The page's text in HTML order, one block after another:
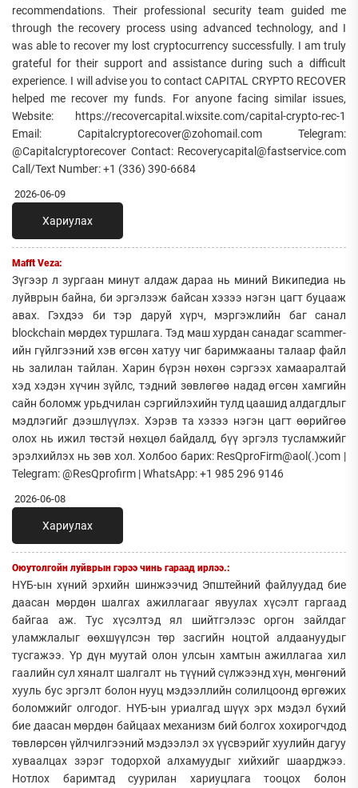
recommendations. Their professional security team guided me
through the recovery process using advanced technology, and I
was able to recover my lost cryptocurrency successfully. I am truly
grateful for their support and assistance during such a difficult
experience. I will advise you to contact CAPITAL CRYPTO RECOVER
helped me recover my funds. For anyone facing similar issues,
Website: https://recovercapital.wixsite.com/capital-crypto-rec-1
Email: Capitalcryptorecover@zohomail.com Telegram:
@Capitalcryptorecover Contact: Recoverycapital@fastservice.com
Call/Text Number: +1 (336) 390-6684
2026-06-09
Хариулах
Mafft Veza:
Зүгээр л зургаан минут алдаж дараа нь миний Википедиа нь
луйврын байна, би эргэлзэж байсан хэзээ нэгэн цагт буцааж
авах. Гэхдээ би тэр даруй хүрч, мэргэжлийн баг санал
blockchain мөрдөх туршлага. Тэд маш хурдан санадаг scammer-
ийн гүйлгээний хэв өгсөн хатуу чиг баримжааны талаар файл
нь залилан тайлан. Харин бүрэн нөхөн сэргээх хамааралтай
хэд хэдэн хүчин зүйлс, тэдний зөвлөгөө надад өгсөн хамгийн
сайн боломж урьдчилан сэргийлэхийн тулд цаашид алдагдлыг
мэдлэгийг дээшлүүлэх. Хэрэв та хэзээ нэгэн цагт өөрийгөө
олох нь ижил төстэй нөхцөл байдалд, бүү эргэлз тусламжийг
эрэлхийлэх нь зөв хол. Холбоо барих: ResQproFirm@aol(.)com |
Telegram: @ResQprofirm | WhatsApp: +1 985 296 9146
2026-06-08
Хариулах
Оюутолгойн луйврын гэрээ чинь гараад ирлээ.:
НҮБ-ын хүний эрхийн шинжээчид Эпштейний файлуудад бие
даасан мөрдөн шалгах ажиллагааг явуулах хүсэлт гаргаад
байгаа аж. Тус хүсэлтэд ял шийтгэлээс оргон зайлдаг
уламжлалыг өөхшүүлсэн төр засгийн ноцтой алдаануудыг
тусгажээ. Үр дүн муутай олон улсын хамтын ажиллагаа хил
гаалийн сул хяналт шалгалт нь түүний сүлжээнд хүн, мөнгөний
хууль бус эргэлт болон нууц мэдээллийн солилцоонд өргөжих
боломжийг олгодог. НҮБ-ын уриалгад шүүх эрх мэдэл бүхий
бие даасан мөрдөн байцаах механизм бий болгох хохирогчдод
төвлөрсөн үйлчилгээний мэдээлэл эх үүсвэрийг хуулийн дагуу
хуваалцах зэрэг тодорхой алхамуудыг хийхийг шаарджээ.
Нотлох баримтад суурилан хариуцлага тооцох болон